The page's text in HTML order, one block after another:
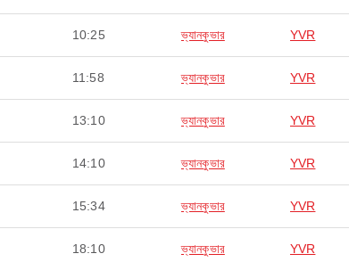
10:25 ভ্যানকুভার YVR
11:58 ভ্যানকুভার YVR
13:10 ভ্যানকুভার YVR
14:10 ভ্যানকুভার YVR
15:34 ভ্যানকুভার YVR
18:10 ভ্যানকুভার YVR